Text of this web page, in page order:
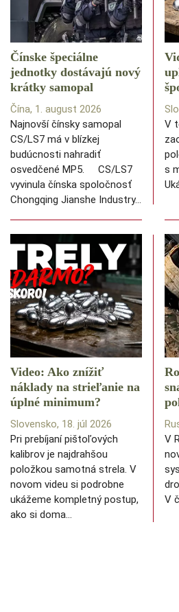
Čínske špeciálne
jednotky dostávajú nový
krátky samopal
Čína, 1. august 2026
Najnovší čínsky samopal
CS/LS7 má v blízkej
budúcnosti nahradiť
osvedčené MP5. CS/LS7
vyvinula čínska spoločnosť
Chongqing Jianshe Industry…
V
s
Video: Ako znížiť
náklady na strieľanie na
úplné minimum?
Slovensko, 18. júl 2026
Pri prebíjaní pištoľových
kalibrov je najdrahšou
položkou samotná strela. V
novom videu si podrobne
ukážeme kompletný postup,
ako si doma…
V
V